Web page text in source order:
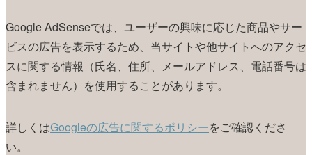
Google AdSenseでは、ユーザーの興味に応じた商品やサー
ビスの広告を表示するため、当サイトや他サイトへのアクセ
スに関する情報（氏名、住所、メールアドレス、電話番号は
含まれません）を使用することがあります。
詳しくはGoogleの広告に関するポリシーをご確認くださ
い。